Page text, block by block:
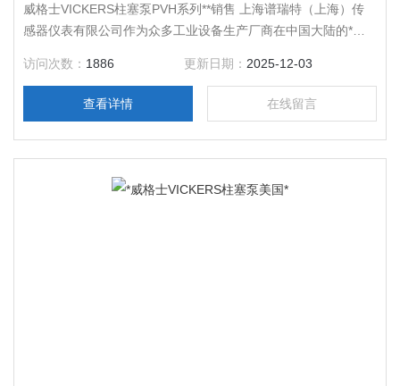
威格士VICKERS柱塞泵PVH系列**销售 上海谱瑞特（上海）传
感器仪表有限公司作为众多工业设备生产厂商在中国大陆的*销
传感器、传动机械、工业电器、气动液压、仪器仪表、气动元件
等工业设备。威格士（VICKERS）是一个的液压品牌，其主要
力单元、附件、过滤器等。
访问次数： 1886 更新日期： 2025-12-03
查看详情 在线留言